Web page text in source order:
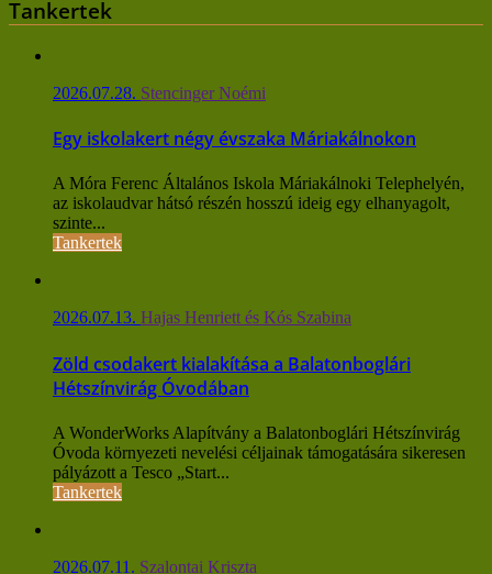
Tankertek
2026.07.28. Stencinger Noémi
Egy iskolakert négy évszaka Máriakálnokon
A Móra Ferenc Általános Iskola Máriakálnoki Telephelyén,
az iskolaudvar hátsó részén hosszú ideig egy elhanyagolt,
szinte...
Tankertek
2026.07.13. Hajas Henriett és Kós Szabina
Zöld csodakert kialakítása a Balatonboglári
Hétszínvirág Óvodában
A WonderWorks Alapítvány a Balatonboglári Hétszínvirág
Óvoda környezeti nevelési céljainak támogatására sikeresen
pályázott a Tesco „Start...
Tankertek
2026.07.11. Szalontai Kriszta